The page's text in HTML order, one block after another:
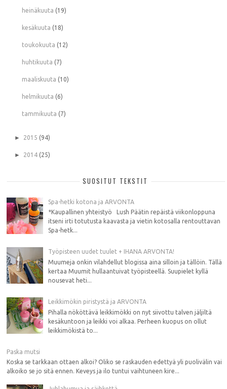
heinäkuuta (19)
kesäkuuta (18)
toukokuuta (12)
huhtikuuta (7)
maaliskuuta (10)
helmikuuta (6)
tammikuuta (7)
► 2015 (94)
► 2014 (25)
SUOSITUT TEKSTIT
Spa-hetki kotona ja ARVONTA
*Kaupallinen yhteistyö Lush Päätin repäistä viikonloppuna
itseni irti totutusta kaavasta ja vietin kotosalla rentouttavan
Spa-hetk...
Työpisteen uudet tuulet + IHANA ARVONTA!
Muumeja onkin vilahdellut blogissa aina silloin ja tällöin. Tällä
kertaa Muumit hullaantuivat työpisteellä. Suupielet kyllä
nousevat heti...
Leikkimökin piristystä ja ARVONTA
Pihalla nököttävä leikkimökki on nyt siivottu talven jäljiltä
kesäkuntoon ja leikki voi alkaa. Perheen kuopus on ollut
leikkimökistä to...
Paska mutsi
Koska se tarkkaan ottaen alkoi? Oliko se raskauden edettyä yli puolivälin vai
alkoiko se jo sitä ennen. Keveys ja ilo tuntui vaihtuneen kire...